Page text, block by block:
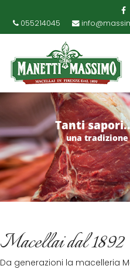
055214045
Tanti
una tradizione
Macellai dal 1892
Da generazioni la macelleria